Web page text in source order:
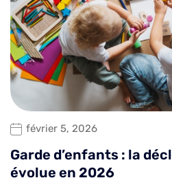
février 5, 2026
Garde d’enfants : la
évolue en 2026